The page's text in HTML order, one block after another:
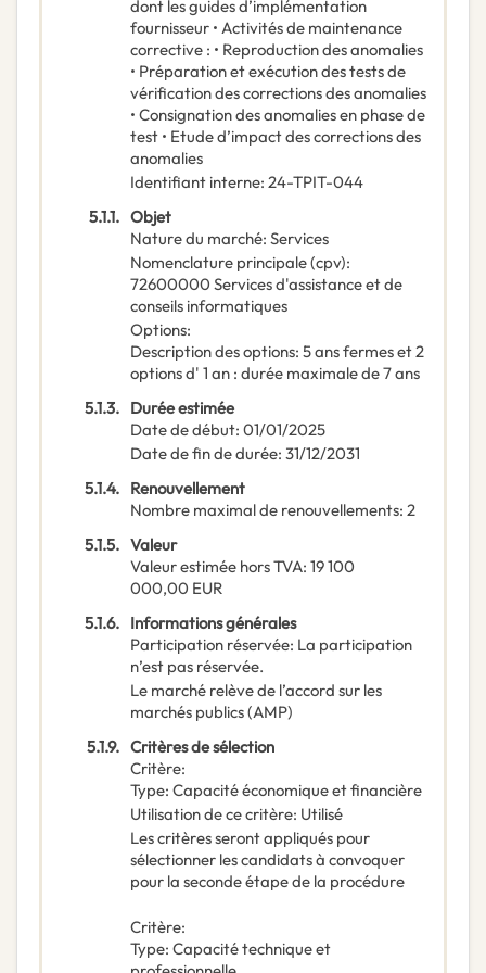
dont les guides d’implémentation
fournisseur • Activités de maintenance
corrective : • Reproduction des anomalies
• Préparation et exécution des tests de
vérification des corrections des anomalies
• Consignation des anomalies en phase de
test • Etude d’impact des corrections des
anomalies
Identifiant interne: 24-TPIT-044
5.1.1. Objet
Nature du marché: Services
Nomenclature principale(cpv):
72600000 Services d'assistance et de
conseils informatiques
Options:
Description des options: 5 ans fermes et 2
options d' 1 an : durée maximale de 7 ans
5.1.3. Durée estimée
Date de début: 01/01/2025
Date de fin de durée: 31/12/2031
5.1.4. Renouvellement
Nombre maximal de renouvellements: 2
5.1.5. Valeur
Valeur estimée hors TVA: 19 100
000,00 EUR
5.1.6. Informations générales
Participation réservée: La participation
n’est pas réservée.
Le marché relève de l’accord sur les
marchés publics (AMP)
5.1.9. Critères de sélection
Critère:
Type: Capacité économique et financière
Utilisation de ce critère: Utilisé
Les critères seront appliqués pour
sélectionner les candidats à convoquer
pour la seconde étape de la procédure
Critère:
Type: Capacité technique et